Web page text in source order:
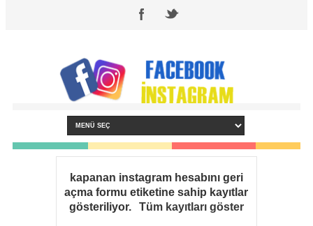
kapanan instagram hesabını geri
açma formu etiketine sahip kayıtlar
gösteriliyor.
Tüm kayıtları göster